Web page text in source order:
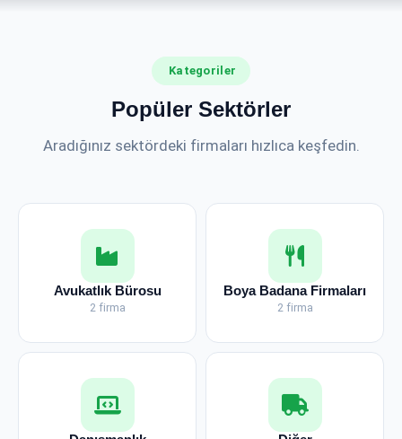
Kategoriler
Popüler Sektörler
Aradığınız sektördeki firmaları hızlıca keşfedin.
Avukatlık Bürosu
2 firma
Boya Badana Firmaları
2 firma